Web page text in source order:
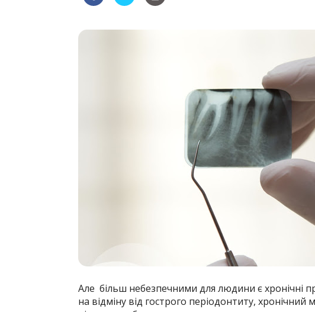
Але більш небезпечними для людини є хронічні
на відміну від гострого періодонтиту,